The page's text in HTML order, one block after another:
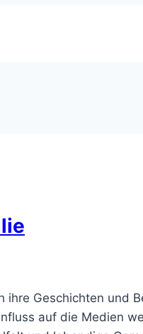
Geschichten und
auf die Medien